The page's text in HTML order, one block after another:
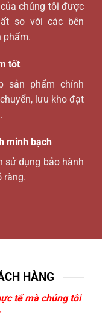
chúng tôi được
so với các bên
phẩm.
tốt
sản phẩm chính
lưu kho đạt
minh bạch
sử dụng bảo hành
ràng.
HÀNG
tế mà chúng tôi